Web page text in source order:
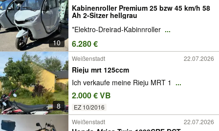
10
Kabinenroller Premium 25 bzw 45 km/h 58
Ah 2-Sitzer hellgrau
*Elektro-Dreirad-Kabinnroller ...
6.280 €
8
Weißenstadt 22.07.2026
Rieju mrt 125ccm
Ich verkaufe meine Rieju MRT 1 ...
2.000 € VB
EZ 10/2016
Weißenstadt 22.07.2026